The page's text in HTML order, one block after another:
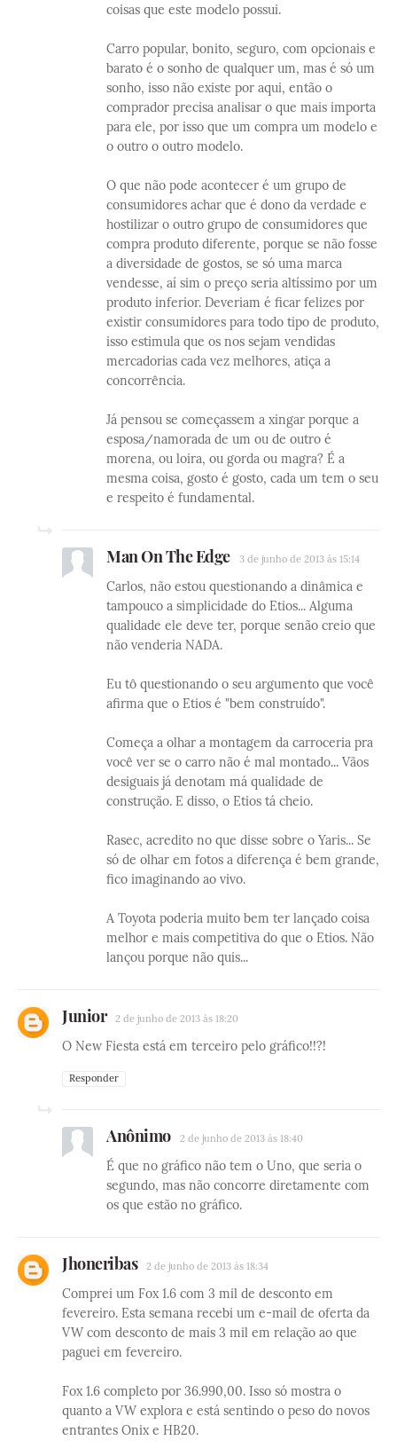
coisas que este modelo possui.
Carro popular, bonito, seguro, com opcionais e
barato é o sonho de qualquer um, mas é só um
sonho, isso não existe por aqui, então o
comprador precisa analisar o que mais importa
para ele, por isso que um compra um modelo e
o outro o outro modelo.
O que não pode acontecer é um grupo de
consumidores achar que é dono da verdade e
hostilizar o outro grupo de consumidores que
compra produto diferente, porque se não fosse
a diversidade de gostos, se só uma marca
vendesse, aí sim o preço seria altíssimo por um
produto inferior. Deveriam é ficar felizes por
existir consumidores para todo tipo de produto,
isso estimula que os nos sejam vendidas
mercadorias cada vez melhores, atiça a
concorrência.
Já pensou se começassem a xingar porque a
esposa/namorada de um ou de outro é
morena, ou loira, ou gorda ou magra? É a
mesma coisa, gosto é gosto, cada um tem o seu
e respeito é fundamental.
Man On The Edge 3 de junho de 2013 às 15:14
Carlos, não estou questionando a dinâmica e
tampouco a simplicidade do Etios... Alguma
qualidade ele deve ter, porque senão creio que
não venderia NADA.
Eu tô questionando o seu argumento que você
afirma que o Etios é "bem construído".
Começa a olhar a montagem da carroceria pra
você ver se o carro não é mal montado... Vãos
desiguais já denotam má qualidade de
construção. E disso, o Etios tá cheio.
Rasec, acredito no que disse sobre o Yaris... Se
só de olhar em fotos a diferença é bem grande,
fico imaginando ao vivo.
A Toyota poderia muito bem ter lançado coisa
melhor e mais competitiva do que o Etios. Não
lançou porque não quis...
Junior 2 de junho de 2013 às 18:20
O New Fiesta está em terceiro pelo gráfico!!?!
Responder
Anônimo 2 de junho de 2013 às 18:40
É que no gráfico não tem o Uno, que seria o
segundo, mas não concorre diretamente com
os que estão no gráfico.
Jhoneribas 2 de junho de 2013 às 18:34
Comprei um Fox 1.6 com 3 mil de desconto em
fevereiro. Esta semana recebi um e-mail de oferta da
VW com desconto de mais 3 mil em relação ao que
paguei em fevereiro.
Fox 1.6 completo por 36.990,00. Isso só mostra o
quanto a VW explora e está sentindo o peso do novos
entrantes Onix e HB20.